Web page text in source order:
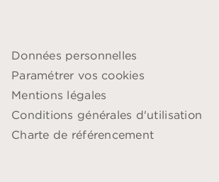
Données personnelles
Paramétrer vos cookies
Mentions légales
Conditions générales d'utilisation
Charte de référencement